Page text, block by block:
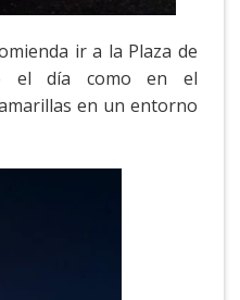
ir a la Plaza de
el día como en el
en un entorno